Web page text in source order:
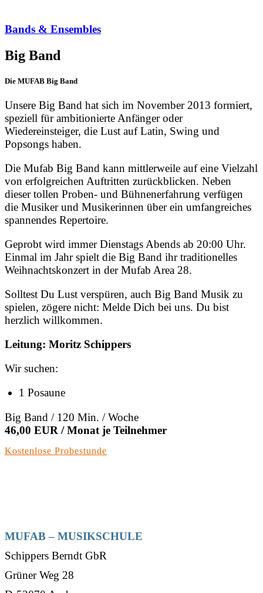
Bands & Ensembles
Big Band
Die MUFAB Big Band
Unsere Big Band hat sich im November 2013 formiert,
speziell für ambitionierte Anfänger oder
Wiedereinsteiger, die Lust auf Latin, Swing und
Popsongs haben.
Die Mufab Big Band kann mittlerweile auf eine Vielzahl
von erfolgreichen Auftritten zurückblicken. Neben
dieser tollen Proben- und Bühnenerfahrung verfügen
die Musiker und Musikerinnen über ein umfangreiches
spannendes Repertoire.
Geprobt wird immer Dienstags Abends ab 20:00 Uhr.
Einmal im Jahr spielt die Big Band ihr traditionelles
Weihnachtskonzert in der Mufab Area 28.
Solltest Du Lust verspüren, auch Big Band Musik zu
spielen, zögere nicht: Melde Dich bei uns. Du bist
herzlich willkommen.
Leitung: Moritz Schippers
Wir suchen:
1 Posaune
Big Band / 120 Min. / Woche
46,00 EUR / Monat je Teilnehmer
Kostenlose Probestunde
MUFAB – MUSIKSCHULE
Schippers Berndt GbR
Grüner Weg 28